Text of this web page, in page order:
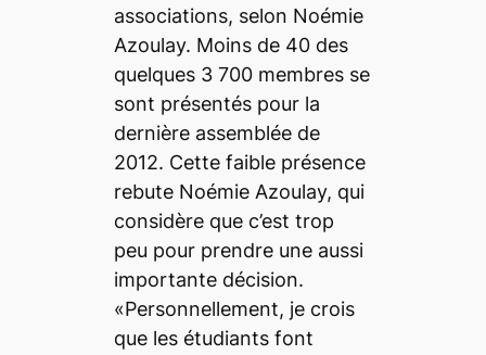
associations, selon Noémie
Azoulay. Moins de 40 des
quelques 3 700 membres se
sont présentés pour la
dernière assemblée de
2012. Cette faible présence
rebute Noémie Azoulay, qui
considère que c’est trop
peu pour prendre une aussi
importante décision.
«Personnellement, je crois
que les étudiants font